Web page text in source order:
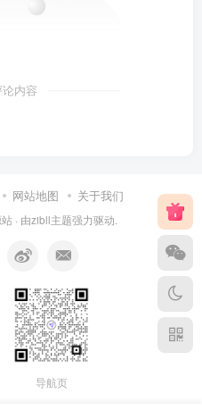
内容
网站地图 关于我们
· 由zibll主题强力驱动.
导航页